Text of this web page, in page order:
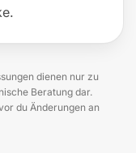
dienen nur zu
Beratung dar.
du Änderungen an